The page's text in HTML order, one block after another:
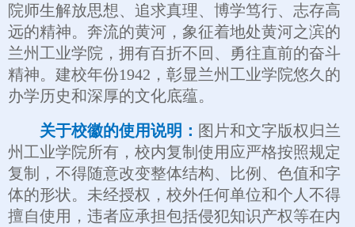
院师生解放思想、追求真理、博学笃行、志存高
远的精神。奔流的黄河，象征着地处黄河之滨的
兰州工业学院，拥有百折不回、勇往直前的奋斗
精神。建校年份1942，彰显兰州工业学院悠久的
办学历史和深厚的文化底蕴。
关于校徽的使用说明： 图片和文字版权归兰
州工业学院所有，校内复制使用应严格按照规定
复制，不得随意改变整体结构、比例、色值和字
体的形状。未经授权，校外任何单位和个人不得
擅自使用，违者应承担包括侵犯知识产权等在内